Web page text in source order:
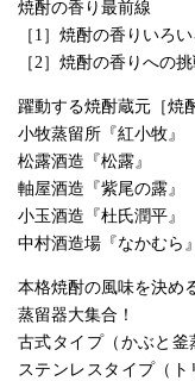
焼酎の香り最前線
［1］焼酎の香りいろい
［2］焼酎の香りへの
躍動する焼酎蔵元［焼
小牧蒸留所『紅小牧』
松露酒造『松露』
軸屋酒造『紫尾の露』
小玉酒造『杜氏潤平』
中村酒造場『なかむら』
本格焼酎の風味を決め
蒸留器大集合！
古式タイプ（かぶと
ステンレスタイプ（ト